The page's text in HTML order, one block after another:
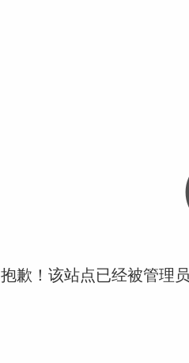
抱歉！该站点已经被管理